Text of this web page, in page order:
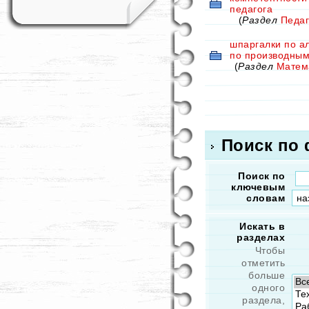
педагога
(Раздел
шпаргалки по
по производным
(Раздел
Поиск по
Поиск по
ключевым
словам
Искать в
разделах
Чтобы
отметить
больше
одного
раздела,